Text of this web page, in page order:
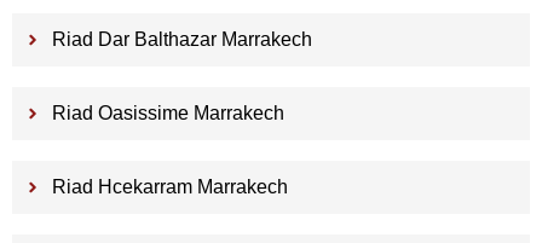
Riad Dar Balthazar Marrakech
Riad Oasissime Marrakech
Riad Hcekarram Marrakech